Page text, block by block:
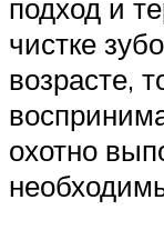
подход и
чистке
возрасте,
охотно